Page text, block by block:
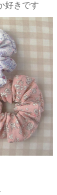
好きです